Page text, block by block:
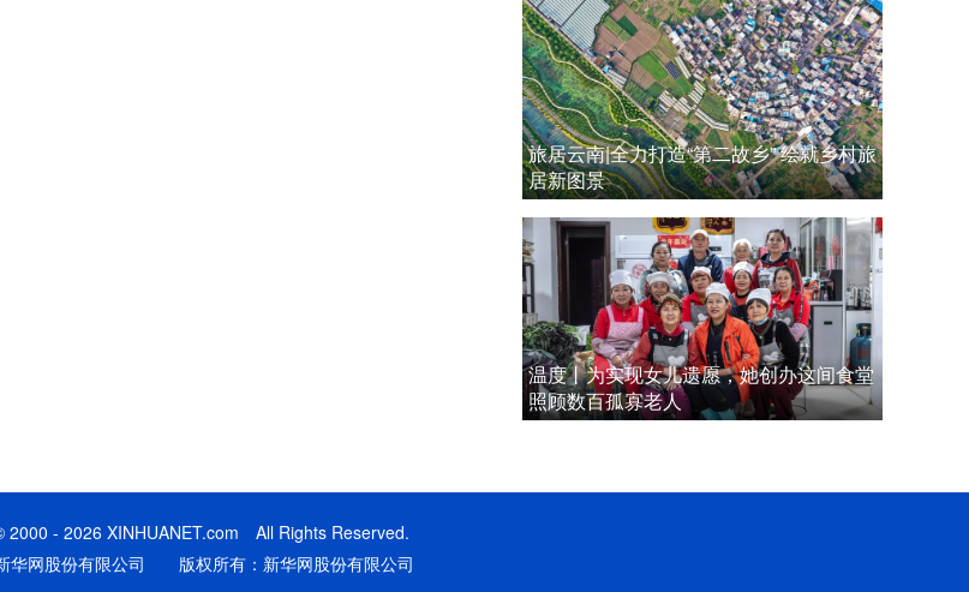
旅居云南|全力打造“第二故乡” 绘就乡村旅
居新图景
温度丨为实现女儿遗愿，她创办这间食堂
照顾数百孤寡老人
2000 - 2026 XINHUANET.com All Rights Reserved.
华网股份有限公司 版权所有：新华网股份有限公司